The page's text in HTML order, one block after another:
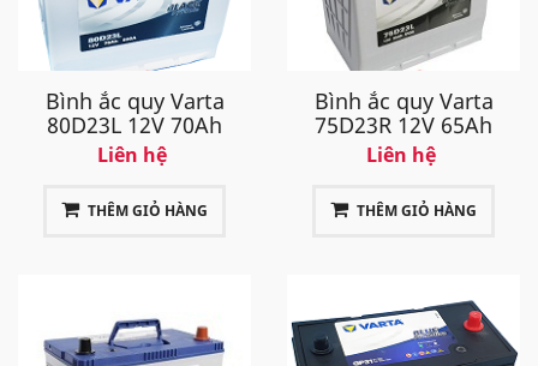
Bình ắc quy Varta
80D23L 12V 70Ah
Liên hệ
THÊM GIỎ HÀNG
Bình ắc quy Varta
75D23R 12V 65Ah
Liên hệ
THÊM GIỎ HÀNG